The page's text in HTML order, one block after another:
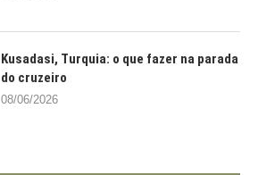
Kusadasi, Turquia: o que fazer na parada
do cruzeiro
08/06/2026